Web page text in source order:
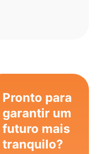
Pronto para
garantir um
futuro mais
tranquilo?